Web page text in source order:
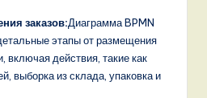
заказов:Диаграмма BPMN
этапы от размещения
включая действия, такие как
выборка из склада, упаковка и